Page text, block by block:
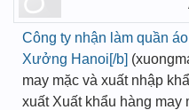
Công ty nhận làm quần
Xưởng Hanoi[/b]
may mặc và xuất nhập
xuất Xuất khẩu hàng may